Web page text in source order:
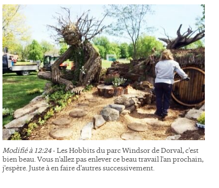
Modifié à 12:24- Les Hobbits du parc Windsor de Dorval, c'est
bien beau. Vous n'allez pas enlever ce beau travail l'an prochain,
j'espère. Juste à en faire d'autres successivement.